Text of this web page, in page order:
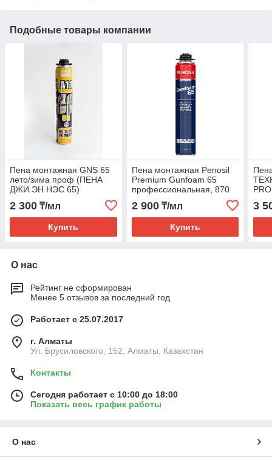
Подобные товары компании
Пена монтажная GNS 65
лето/зима проф (ПЕНА
ДЖИ ЭН НЭС 65)
2 300 ₸/мл
Купить
Пена монтажная Penosil
Premium Gunfoam 65
профессиональная, 870
мл (ПЕНА ПЕНОСИЛ 65)
2 900₸/мл
Купить
65)
3
О нас
Рейтинг не сформирован
Менее 5 отзывов за последний год
Работает с 25.07.2017
г. Алматы
Ул. Брусиловского, 152, Алматы, Казахстан
Контакты
Сегодня работает с 10:00 до 18:00
Показать весь график работы
О нас